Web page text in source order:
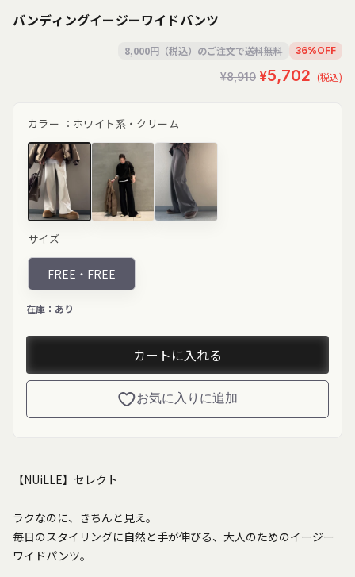
バンディングイージーワイドパンツ
8,000円（税込）のご注文で送料無料 36%OFF
¥8,910 ¥5,702 (税込)
カラー ： ホワイト系・クリーム
class="product-
variant-
picker__image"
width="200"
height="267"
loading="lazy">
variant-
picker__image"
width="200"
height="267"
サイズ
FREE・ FREE
在庫： あり
カートに入れる
お気に入りに追加
【NUiLLE】セレクト
ラクなのに、きちんと見え。
毎日のスタイリングに自然と手が伸びる、大人のためのイージー
ワイドパンツ。